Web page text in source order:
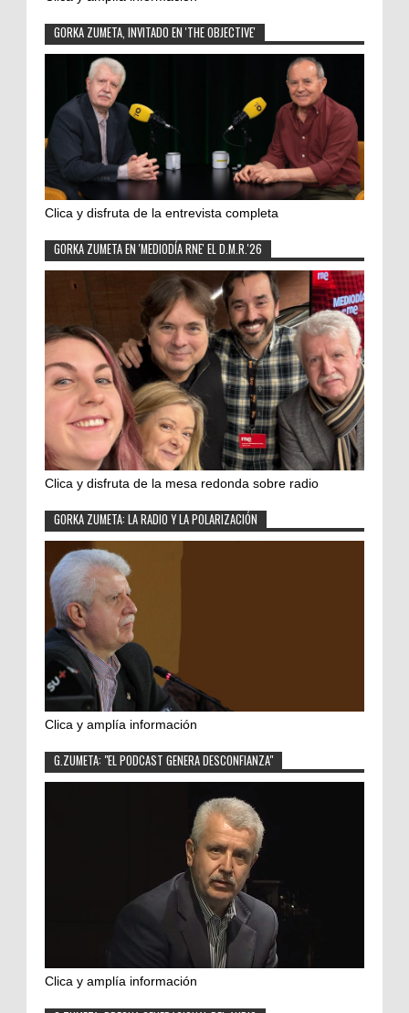
GORKA ZUMETA, INVITADO EN 'THE OBJECTIVE'
Clica y disfruta de la entrevista completa
GORKA ZUMETA EN 'MEDIODÍA RNE' EL D.M.R.'26
Clica y disfruta de la mesa redonda sobre radio
GORKA ZUMETA: LA RADIO Y LA POLARIZACIÓN
Clica y amplía información
G.ZUMETA: "EL PODCAST GENERA DESCONFIANZA"
Clica y amplía información